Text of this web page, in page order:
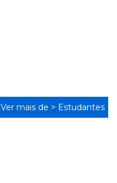
Ver mais de > Estudantes